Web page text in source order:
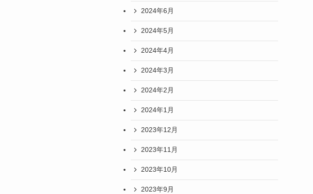
2024年6月
2024年5月
2024年4月
2024年3月
2024年2月
2024年1月
2023年12月
2023年11月
2023年10月
2023年9月